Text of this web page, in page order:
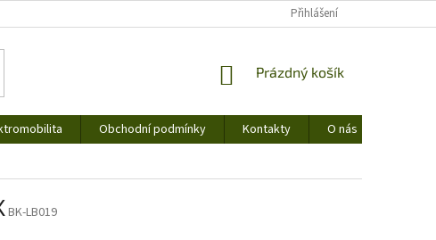
Přihlášení
NÁKUPNÍ
Prázdný košík
Obchodní podmínky Kontakty
O nás
BK-LB019